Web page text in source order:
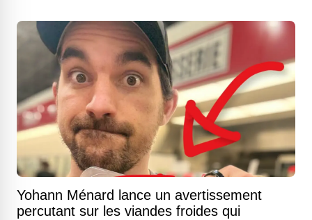
Yohann Ménard lance un avertissement
percutant sur les viandes froides qui